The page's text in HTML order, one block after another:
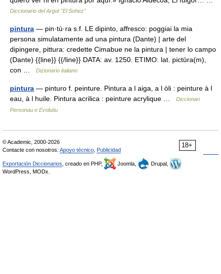
Diccionario del Argot "El Sohez"
pintura — pin·tù·ra s.f. LE dipinto, affresco: poggiai la mia
persona simulatamente ad una pintura (Dante) | arte del
dipingere, pittura: credette Cimabue ne la pintura | tener lo campo
(Dante) {{line}} {{/line}} DATA: av. 1250. ETIMO: lat. pictūra(m),
con …
Dizionario italiano
pintura — pinturo f. peinture. Pintura a l aiga, a l òli : peinture à l
eau, à l huile. Pintura acrilica : peinture acrylique …
Diccionari
Personau e Evolutiu
18+
© Academic, 2000-2026
Contacte con nosotros: Apoyo técnico Publicidad
Exportación Diccionarios , creado en PHP, Joomla,
Drupal,
WordPress, MODx.